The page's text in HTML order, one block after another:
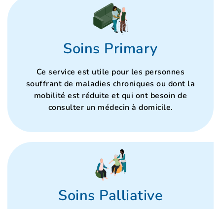
Soins Primary
Ce service est utile pour les personnes
souffrant de maladies chroniques ou dont la
mobilité est réduite et qui ont besoin de
consulter un médecin à domicile.
Soins Palliative